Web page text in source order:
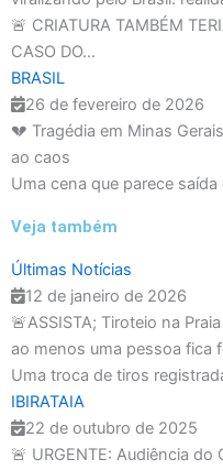
🚨 CRIATURA TAMBÉM
CASO DO...
BRASIL
26 de fevereiro de 2026
💔 Tragédia em Minas
ao caos
Uma cena que parece
Veja também
Últimas Notícias
12 de janeiro de 2026
🚨ASSISTA; Tiroteio na
ao menos uma pessoa fica
Uma troca de tiros
IBIRATAIA
22 de outubro de 2025
🚨 URGENTE: Audiência do